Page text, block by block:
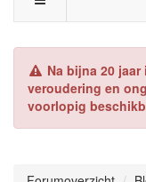
Na bijna 20
veroudering en
voorlopig